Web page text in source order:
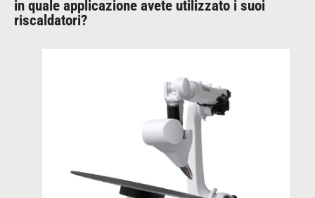
in quale applicazione avete utilizzato i suoi
riscaldatori?